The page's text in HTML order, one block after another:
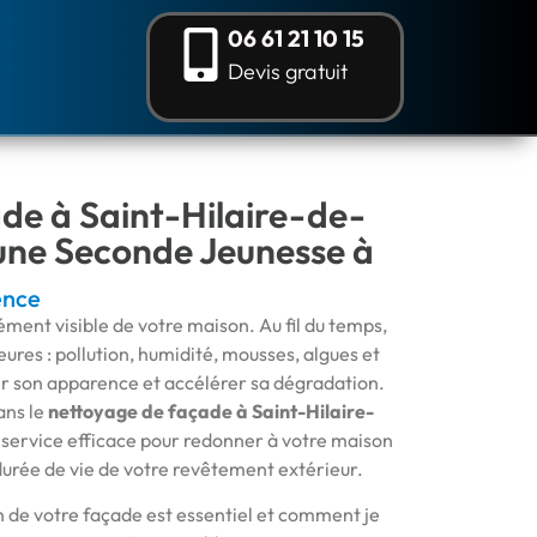
06 61 21 10 15
Devis gratuit
à Saint-Hilaire-de-
Seconde Jeunesse à
visible de votre maison. Au fil du temps,
: pollution, humidité, mousses, algues et
son apparence et accélérer sa dégradation.
le nettoyage de façade à Saint-Hilaire-
service efficace pour redonner à votre maison
de vie de votre revêtement extérieur.
de votre façade est essentiel et comment je